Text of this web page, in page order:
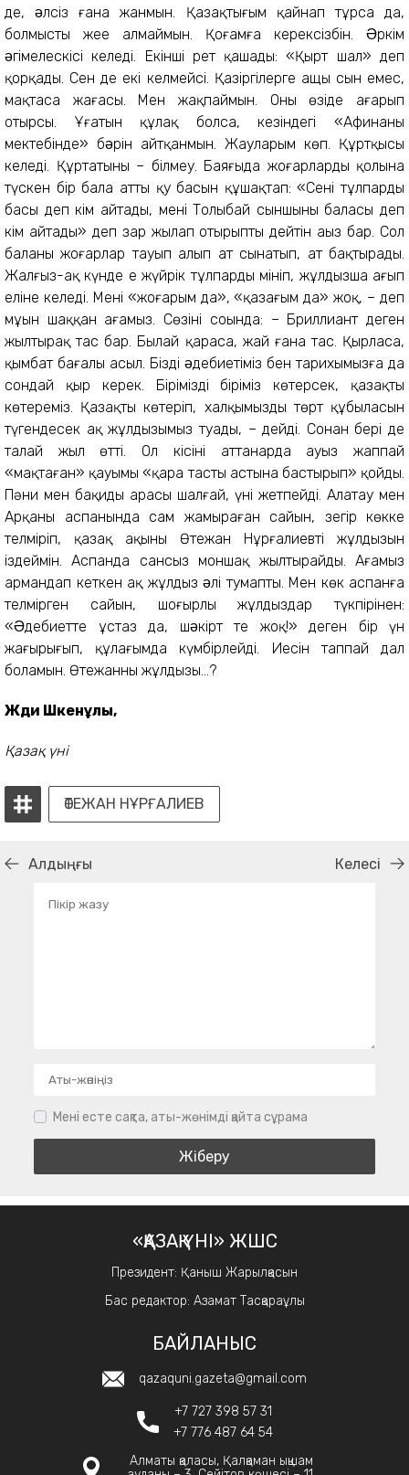
де, əлсіз ғана жанмын. Қазақтығым қайнап тұрса да,
болмысты жеңе алмаймын. Қоғамға керексізбін. Əркім
əңгімелескісі келеді. Екінші рет қашады: «Қырт шал» деп
қорқады. Сен де екі келмейсің. Қазіргілерге ащы сын емес,
мақтасаң жағасың. Мен жақпаймын. Оны өзіңде аңғарып
отырсың. Ұғатын құлақ болса, кезіндегі «Афинаның
мектебінде» бəрін айтқанмын. Жауларым көп. Құртқысы
келеді. Құртатыны – білмеу. Баяғыда жоңғарлардың қолына
түскен бір бала аттың қу басын құшақтап: «Сені тұлпардың
басы деп кім айтады, мені Толыбай сыншының баласы деп
кім айтады» деп зар жылап отырыпты дейтін аңыз бар. Сол
баланы жоңғарлар тауып алып ат сынатып, ат бақтырады.
Жалғыз-ақ күнде ең жүйрік тұлпарды мініп, жұлдызша ағып
еліне келеді. Менің «жоңғарым да», «қазағым да» жоқ, – деп
мұңын шаққан ағамыз. Сөзінің соңында: – Бриллиант деген
жылтырақ тас бар. Былай қарасаң, жай ғана тас. Қырласаң,
қымбат бағалы асыл. Біздің əдебиетіміз бен тарихымызға да
сондай қыр керек. Бірімізді біріміз көтерсек, қазақты
көтереміз. Қазақты көтеріп, халқымыздың төрт құбыласын
түгендесек ақ жұлдызымыз туады, – дейді. Сонан бері де
талай жыл өтті. Ол кісіні аттанарда ауыз жаппай
«мақтаған» қауымы «қара тастың астына бастырып» қойды.
Пәни мен бақидың арасы шалғай, үні жетпейді. Алатау мен
Арқаның аспанында сам жамыраған сайын, зеңгір көкке
телміріп, қазақ ақыны Өтежан Нұрғалиевтің жұлдызын
іздеймін. Аспанда сансыз моншақ жылтырайды. Ағамыз
армандап кеткен ақ жұлдыз əлі тумапты. Мен көк аспанға
телмірген сайын, шоғырлы жұлдыздар түкпірінен:
«Əдебиетте ұстаз да, шəкірт те жоқ!» деген бір үн
жаңғырығып, құлағымда күмбірлейді. Иесін таппай дал
боламын. Өтежанның жұлдызы ...?
Жәди Шәкенұлы,
Қазақ үні
ӨТЕЖАН НҰРҒАЛИЕВ
Алдыңғы Келесі
Мені есте сақта, аты-жөнімді қайта сұрама
«ҚАЗАҚ ҮНІ» ЖШС
Президент: Қаныш Жарылқасын
Бас редактор: Азамат Тасқараұлы
БАЙЛАНЫС
qazaquni.gazeta@gmail.com
+7 727 398 57 31
+7 776 487 64 54
Алматы қаласы, Қалқаман ықшам